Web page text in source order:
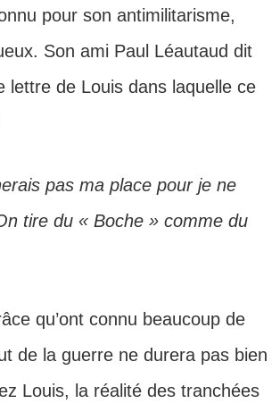
pour son antimilitarisme,
Son ami Paul Léautaud dit
lettre de Louis dans laquelle ce
pas ma place pour je ne
tire du « Boche » comme du
qu’ont connu beaucoup de
de la guerre ne durera pas bien
Louis, la réalité des tranchées